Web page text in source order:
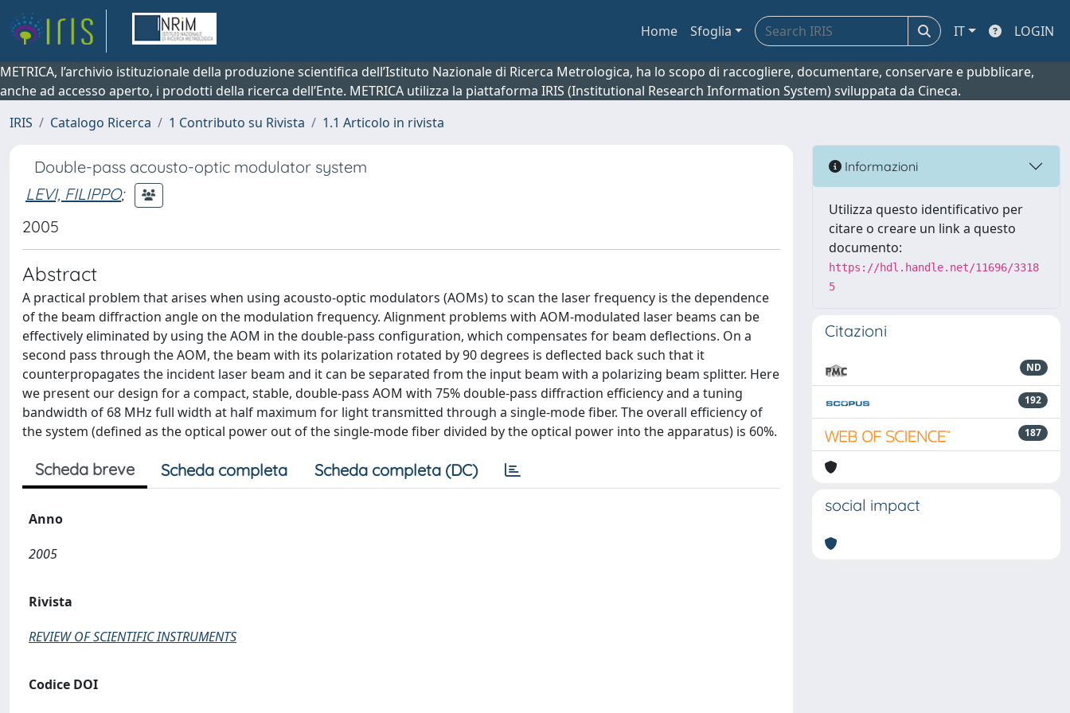
Home Sfoglia IT LOGIN
METRICA, l’archivio istituzionale della produzione scientifica dell’Istituto Nazionale di Ricerca Metrologica, ha lo scopo di raccogliere, documentare, conservare e pubblicare,
anche ad accesso aperto, i prodotti della ricerca dell’Ente. METRICA utilizza la piattaforma IRIS (Institutional Research Information System) sviluppata da Cineca.
IRIS
Catalogo Ricerca 1 Contributo su Rivista 1.1 Articolo in rivista
Double-pass acousto-optic modulator system
LEVI, FILIPPO;
2005
Abstract
A practical problem that arises when using acousto-optic modulators (AOMs) to scan the laser frequency is the dependence
of the beam diffraction angle on the modulation frequency. Alignment problems with AOM-modulated laser beams can be
effectively eliminated by using the AOM in the double-pass configuration, which compensates for beam deflections. On a
second pass through the AOM, the beam with its polarization rotated by 90 degrees is deflected back such that it
counterpropagates the incident laser beam and it can be separated from the input beam with a polarizing beam splitter. Here
we present our design for a compact, stable, double-pass AOM with 75% double-pass diffraction efficiency and a tuning
bandwidth of 68 MHz full width at half maximum for light transmitted through a single-mode fiber. The overall efficiency of
the system (defined as the optical power out of the single-mode fiber divided by the optical power into the apparatus) is 60%.
Scheda breve Scheda completa Scheda completa (DC)
Anno
2005
Rivista
REVIEW OF SCIENTIFIC INSTRUMENTS
Codice DOI
Informazioni
Utilizza questo identificativo per
citare o creare un link a questo
documento:
https://hdl.handle.net/11696/3318
5
Citazioni
ND
192
187
social impact